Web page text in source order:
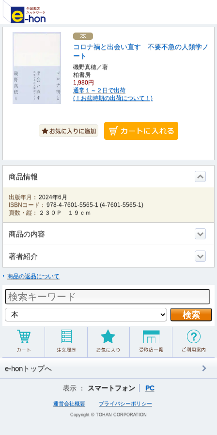
コロナ禍と出会い直す 不要不急の人類学ノ
ート
磯野真穂／著
柏書房
1,980円
通常１～２日で出荷
(！お盆時期の出荷について！)
商品情報
出版年月： 2024年6月
ISBNコード： 978-4-7601-5565-1 (4-7601-5565-1)
頁数・縦：
２３０Ｐ １９ｃｍ
商品の内容
著者紹介
商品の返品について
e-honトップへ
表示 ： スマートフォン PC
運営会社概要 プライバシーポリシー
Copyright © TOHAN CORPORATION